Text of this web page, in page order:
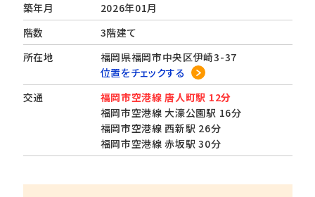
築年月
2026年01月
階数
3階建て
所在地
福岡県福岡市中央区伊崎3-37
位置をチェックする
交通
福岡市空港線 唐人町駅 12分
福岡市空港線 大濠公園駅 16分
福岡市空港線 西新駅 26分
福岡市空港線 赤坂駅 30分